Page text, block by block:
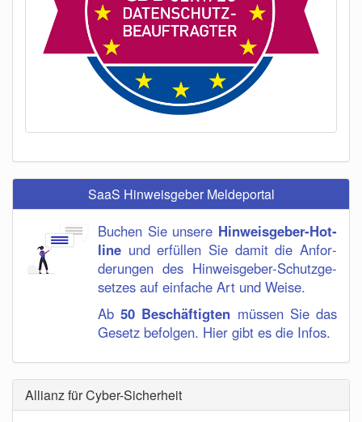
SaaS Hinweisgeber Meldeportal
Bu­chen Sie un­sere Hin­weis­ge­ber-Hot­
line und er­fül­len Sie damit die An­for­
der­ung­en des Hin­weis­ge­ber-Schutz­ge­
setzes auf einfache Art und Weise.
Ab50 Beschäftigten müssen Sie das
Gesetz befolgen. Hier gibt es die Infos.
Allianz für Cyber-Sicherheit